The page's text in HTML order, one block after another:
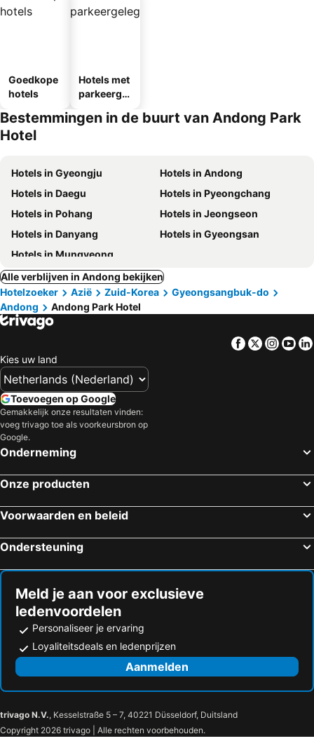
Goedkope
hotels
Hotels met
parkeergel
Bestemmingen in de buurt van Andong Park
Hotel
Hotels in Gyeongju
Hotels in Andong
Hotels in Daegu
Hotels in Pyeongchang
Hotels in Pohang
Hotels in Jeongseon
Hotels in Danyang
Hotels in Gyeongsan
Hotels in Mungyeong
Alle verblijven in Andong bekijken
Hotelzoeker
Azië Zuid-Korea
Gyeongsangbuk-do
Andong
Andong Park Hotel
Facebook
Twitter
Kies uw land
Toevoegen op Google
Gemakkelijk onze resultaten vinden:
voeg trivago toe als voorkeursbron op
Google.
Onderneming
Onze producten
Voorwaarden en beleid
Ondersteuning
Meld je aan voor exclusieve
ledenvoordelen
Personaliseer je ervaring
Loyaliteitsdeals en ledenprijzen
Aanmelden
trivago N.V., Kesselstraße 5 – 7, 40221 Düsseldorf, Duitsland
Copyright 2026 trivago | Alle rechten voorbehouden.